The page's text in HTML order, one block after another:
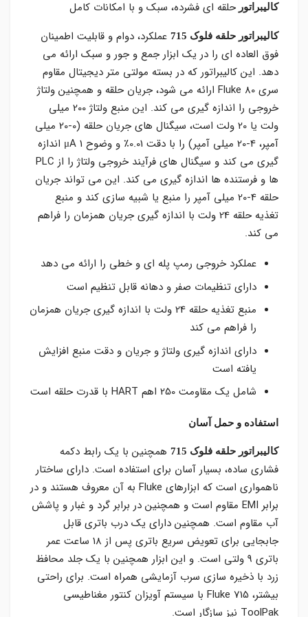
کالیبراتور حلقه ای فشرده، سبک و با امکانات کامل
کالیبراتور حلقه فلوک 715
عملکرد، دوام و قابلیت اطمینان
فوق العاده ای را در یک ابزار جمع و جور و سبک ارائه می
دهد. این کالیبراتور که در بسته مولتی متر دیجیتال مقاوم
سری Fluke 80 ارائه می شود، جریان حلقه و همچنین ولتاژ
خروجی را اندازه گیری می کند. این منبع ولتاژ 200 میلی
ولت یا 20 ولت است، سیگنال های جریان حلقه (0-20 میلی
آمپر، 4-20 میلی آمپر) را با دقت 0.01٪ و وضوح 1 μA اندازه
گیری می کند و سیگنال های فرآیند خروجی ولتاژ را از PLC
ها و فرستنده ها اندازه گیری می کند. این می تواند جریان
حلقه 4-20 میلی آمپر را منبع یا شبیه سازی کند و منبع
تغذیه حلقه 24 ولت با اندازه گیری جریان همزمان را فراهم
می کند.
عملکرد خروجی رمپ پله ای و خطی را ارائه می دهد
دارای تنظیمات صفر و دهانه قابل تنظیم است
منبع تغذیه حلقه 24 ولت با اندازه گیری جریان همزمان
را فراهم می کند
دارای اندازه گیری ولتاژ و جریان و دقت منبع افزایش
یافته است
شامل یک مقاومت 250 اهم HART با قدرت حلقه است
استفاده و حمل آسان
کالیبراتور حلقه فلوک 715
همچنین با یک رابط دکمه
فشاری ساده، بسیار آسان برای استفاده است. دارای ساختار
ناهمواری است که ابزارهای Fluke به آن معروف هستند و در
برابر EMI مقاوم است و همچنین در برابر گرد و غبار و پاشش
آب مقاوم است. همچنین دارای یک درب باتری قابل
جابجایی برای تعویض سریع باتری پس از 18 ساعت عمر
باتری 9 ولتی است. و این ابزار همچنین با یک جلد محافظ
زرد با ذخیره سازی سرب آزمایشی همراه است. برای راحتی
بیشتر، Fluke 715 با سیستم آویزان کنتور مغناطیسی
ToolPak نیز سازگار است.